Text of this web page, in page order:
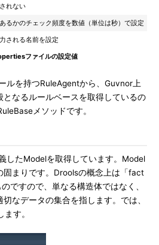
れない
るかのチェック頻度を数値（単位は秒）で設定
される名前を設定
ファイルの設定値
ルを持つRuleAgentから、Guvnor上
となるルールベースを取得しているの
メソッドです。
したModelを取得しています。Model
固まりです。Droolsの概念上は「fact
ですので、単なる構造体ではなく、
なデータの集合を指します。では、
す。